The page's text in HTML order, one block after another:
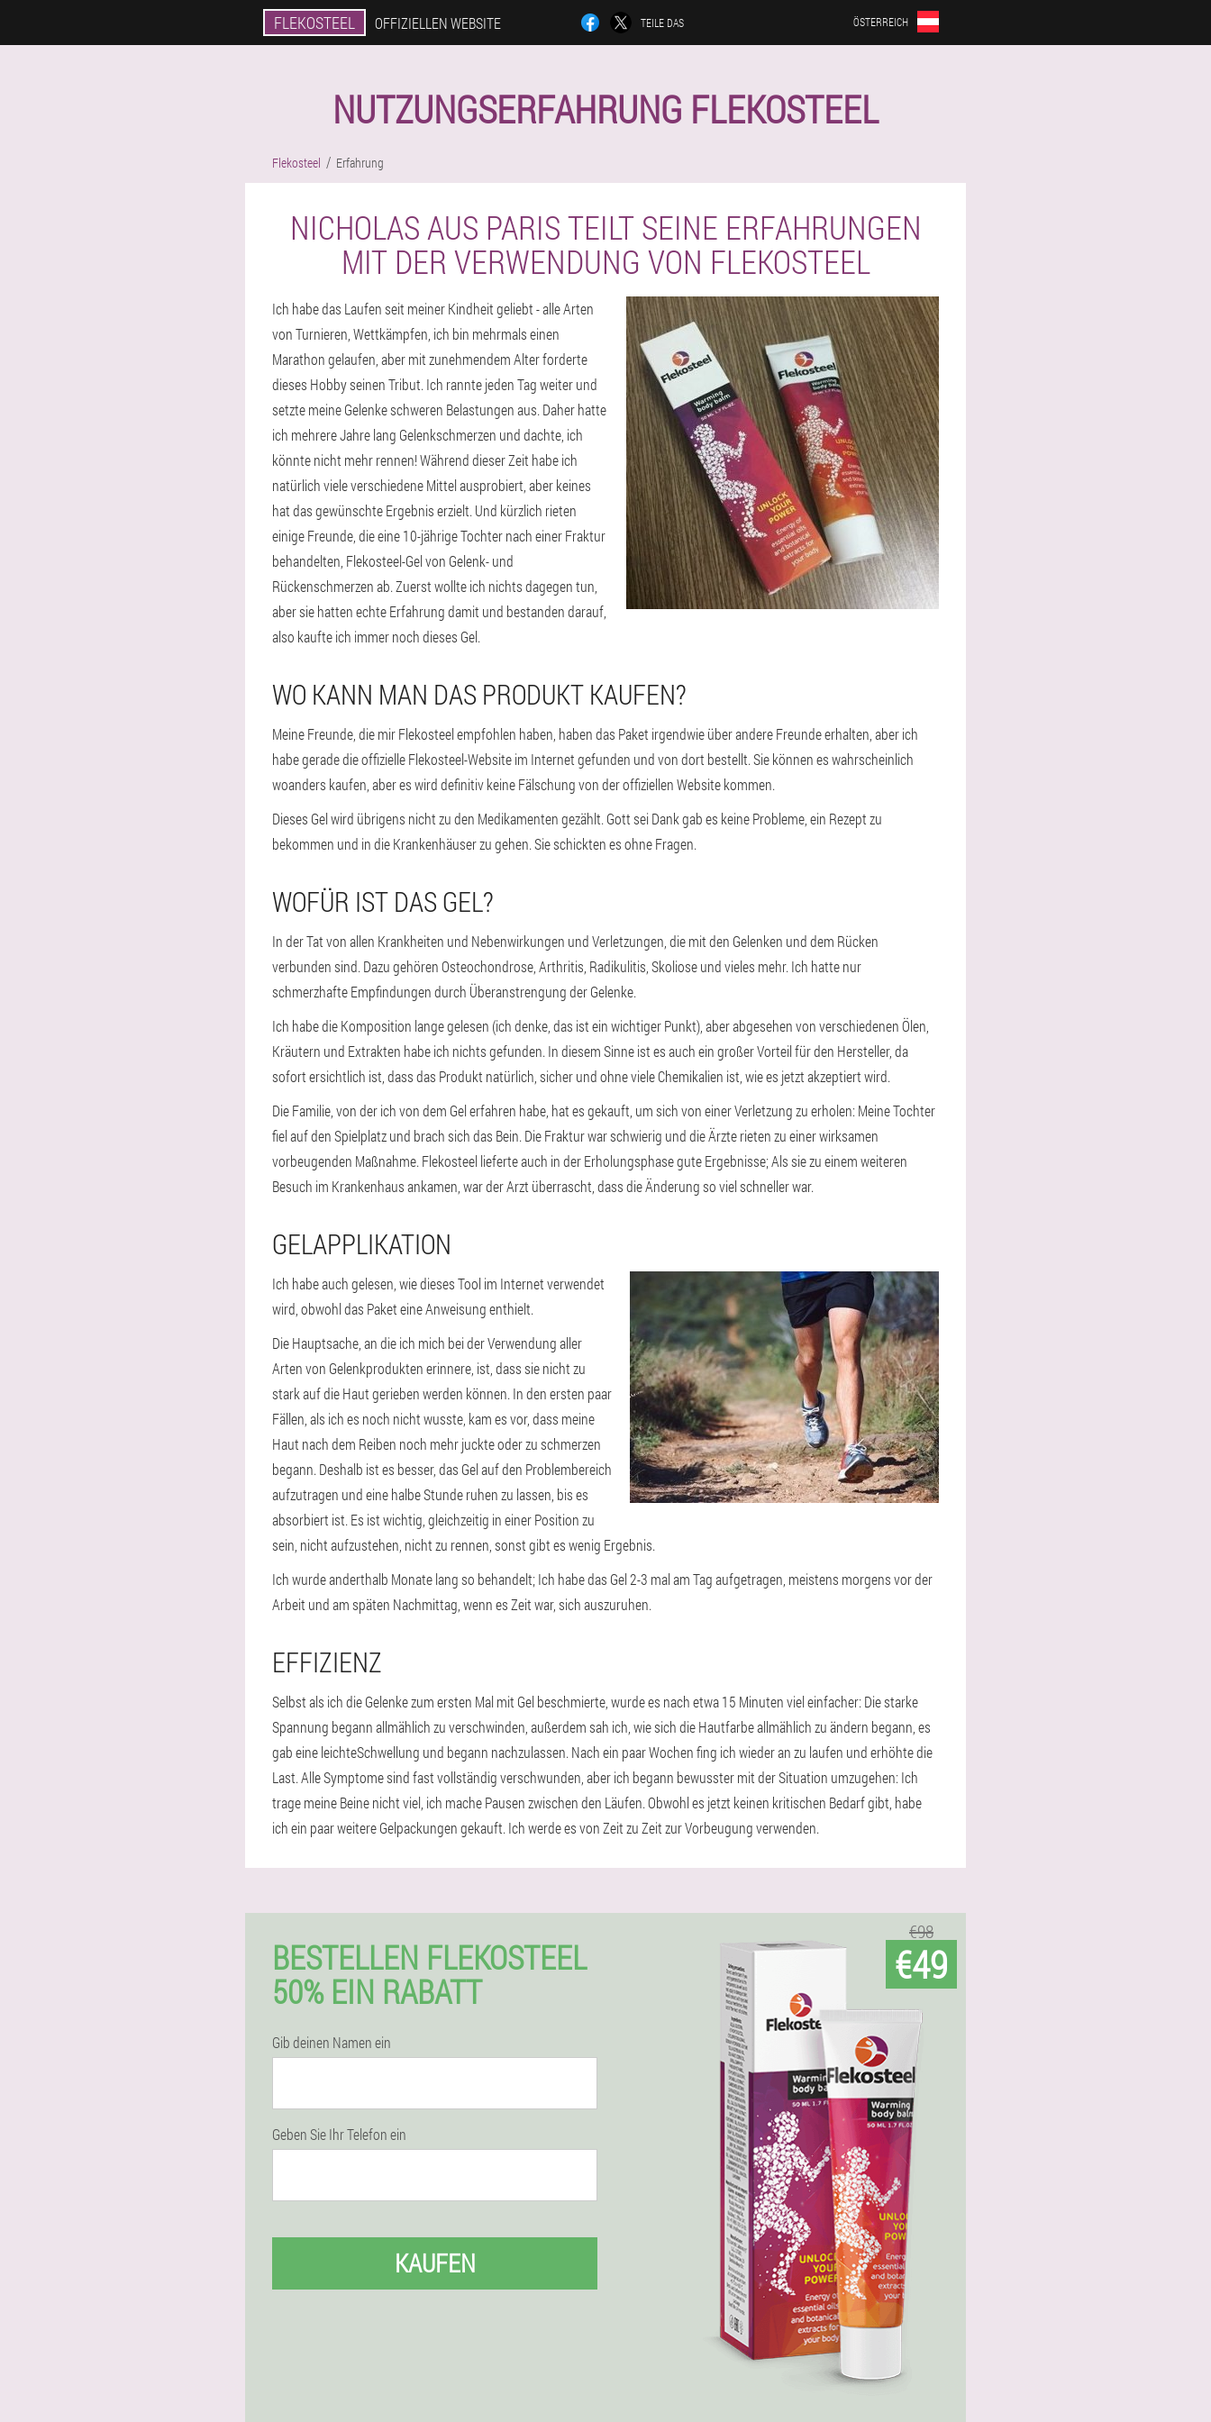
FLEKOSTEEL OFFIZIELLEN WEBSITE TEILE DAS ÖSTERREICH
NUTZUNGSERFAHRUNG FLEKOSTEEL
Flekosteel Erfahrung
NICHOLAS AUS PARIS TEILT SEINE ERFAHRUNGEN
MIT DER VERWENDUNG VON FLEKOSTEEL
Ich habe das Laufen seit meiner Kindheit geliebt - alle Arten
von Turnieren, Wettkämpfen, ich bin mehrmals einen
Marathon gelaufen, aber mit zunehmendem Alter forderte
dieses Hobby seinen Tribut. Ich rannte jeden Tag weiter und
setzte meine Gelenke schweren Belastungen aus. Daher hatte
ich mehrere Jahre lang Gelenkschmerzen und dachte, ich
könnte nicht mehr rennen! Während dieser Zeit habe ich
natürlich viele verschiedene Mittel ausprobiert, aber keines
hat das gewünschte Ergebnis erzielt. Und kürzlich rieten
einige Freunde, die eine 10-jährige Tochter nach einer Fraktur
behandelten, Flekosteel-Gel von Gelenk- und
Rückenschmerzen ab. Zuerst wollte ich nichts dagegen tun,
aber sie hatten echte Erfahrung damit und bestanden darauf,
also kaufte ich immer noch dieses Gel.
WO KANN MAN DAS PRODUKT KAUFEN?
Meine Freunde, die mir Flekosteel empfohlen haben, haben das Paket irgendwie über andere Freunde erhalten, aber ich
habe gerade die offizielle Flekosteel-Website im Internet gefunden und von dort bestellt. Sie können es wahrscheinlich
woanders kaufen, aber es wird definitiv keine Fälschung von der offiziellen Website kommen.
Dieses Gel wird übrigens nicht zu den Medikamenten gezählt. Gott sei Dank gab es keine Probleme, ein Rezept zu
bekommen und in die Krankenhäuser zu gehen. Sie schickten es ohne Fragen.
WOFÜR IST DAS GEL?
In der Tat von allen Krankheiten und Nebenwirkungen und Verletzungen, die mit den Gelenken und dem Rücken
verbunden sind. Dazu gehören Osteochondrose, Arthritis, Radikulitis, Skoliose und vieles mehr. Ich hatte nur
schmerzhafte Empfindungen durch Überanstrengung der Gelenke.
Ich habe die Komposition lange gelesen (ich denke, das ist ein wichtiger Punkt), aber abgesehen von verschiedenen Ölen,
Kräutern und Extrakten habe ich nichts gefunden. In diesem Sinne ist es auch ein großer Vorteil für den Hersteller, da
sofort ersichtlich ist, dass das Produkt natürlich, sicher und ohne viele Chemikalien ist, wie es jetzt akzeptiert wird.
Die Familie, von der ich von dem Gel erfahren habe, hat es gekauft, um sich von einer Verletzung zu erholen: Meine Tochter
fiel auf den Spielplatz und brach sich das Bein. Die Fraktur war schwierig und die Ärzte rieten zu einer wirksamen
vorbeugenden Maßnahme. Flekosteel lieferte auch in der Erholungsphase gute Ergebnisse; Als sie zu einem weiteren
Besuch im Krankenhaus ankamen, war der Arzt überrascht, dass die Änderung so viel schneller war.
GELAPPLIKATION
Ich habe auch gelesen, wie dieses Tool im Internet verwendet
wird, obwohl das Paket eine Anweisung enthielt.
Die Hauptsache, an die ich mich bei der Verwendung aller
Arten von Gelenkprodukten erinnere, ist, dass sie nicht zu
stark auf die Haut gerieben werden können. In den ersten paar
Fällen, als ich es noch nicht wusste, kam es vor, dass meine
Haut nach dem Reiben noch mehr juckte oder zu schmerzen
begann. Deshalb ist es besser, das Gel auf den Problembereich
aufzutragen und eine halbe Stunde ruhen zu lassen, bis es
absorbiert ist. Es ist wichtig, gleichzeitig in einer Position zu
sein, nicht aufzustehen, nicht zu rennen, sonst gibt es wenig Ergebnis.
Ich wurde anderthalb Monate lang so behandelt; Ich habe das Gel 2-3 mal am Tag aufgetragen, meistens morgens vor der
Arbeit und am späten Nachmittag, wenn es Zeit war, sich auszuruhen.
EFFIZIENZ
Selbst als ich die Gelenke zum ersten Mal mit Gel beschmierte, wurde es nach etwa 15 Minuten viel einfacher: Die starke
Spannung begann allmählich zu verschwinden, außerdem sah ich, wie sich die Hautfarbe allmählich zu ändern begann, es
gab eine leichteSchwellung und begann nachzulassen. Nach ein paar Wochen fing ich wieder an zu laufen und erhöhte die
Last. Alle Symptome sind fast vollständig verschwunden, aber ich begann bewusster mit der Situation umzugehen: Ich
trage meine Beine nicht viel, ich mache Pausen zwischen den Läufen. Obwohl es jetzt keinen kritischen Bedarf gibt, habe
ich ein paar weitere Gelpackungen gekauft. Ich werde es von Zeit zu Zeit zur Vorbeugung verwenden.
BESTELLEN FLEKOSTEEL
50% EIN RABATT
Gib deinen Namen ein
Geben Sie Ihr Telefon ein
KAUFEN
€98
€49